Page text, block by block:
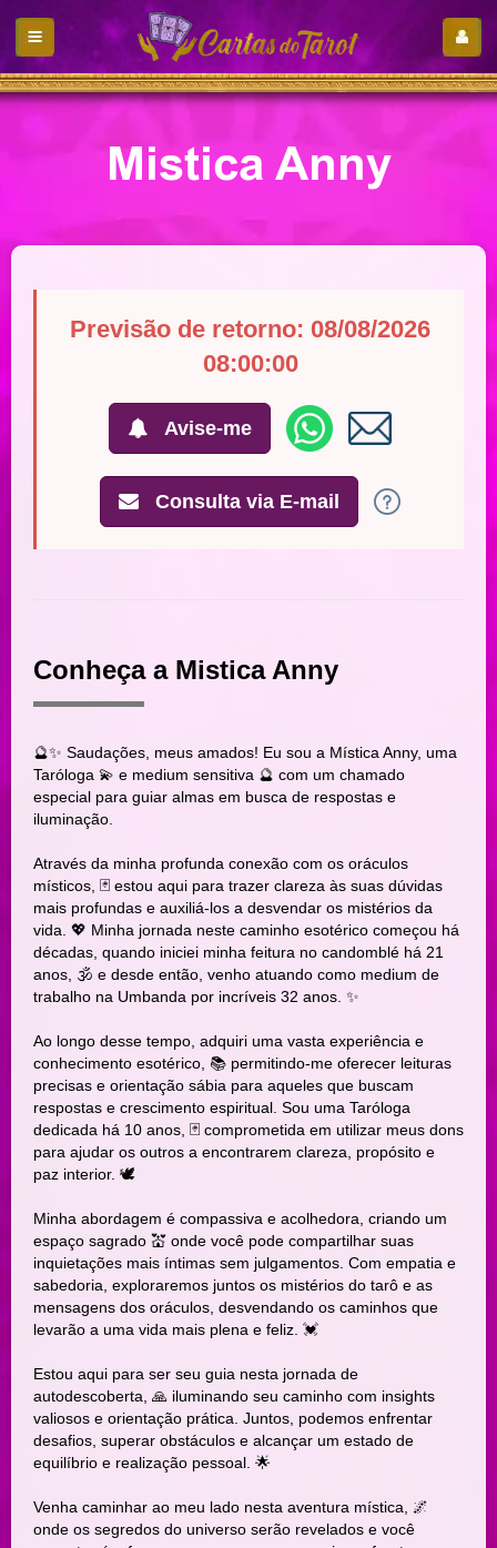
Mistica Anny
Previsão de retorno: 08/08/2026
08:00:00
Avise-me
Consulta via E-mail
Conheça a Mistica Anny
🔮✨ Saudações, meus amados! Eu sou a Mística Anny, uma
Taróloga 💫 e medium sensitiva 🔮 com um chamado
especial para guiar almas em busca de respostas e
iluminação.
Através da minha profunda conexão com os oráculos
místicos, 🃏 estou aqui para trazer clareza às suas dúvidas
mais profundas e auxiliá-los a desvendar os mistérios da
vida. 💖 Minha jornada neste caminho esotérico começou há
décadas, quando iniciei minha feitura no candomblé há 21
anos, 🕉️ e desde então, venho atuando como medium de
trabalho na Umbanda por incríveis 32 anos. ✨
Ao longo desse tempo, adquiri uma vasta experiência e
conhecimento esotérico, 📚 permitindo-me oferecer leituras
precisas e orientação sábia para aqueles que buscam
respostas e crescimento espiritual. Sou uma Taróloga
dedicada há 10 anos, 🃏 comprometida em utilizar meus dons
para ajudar os outros a encontrarem clareza, propósito e
paz interior. 🕊️
Minha abordagem é compassiva e acolhedora, criando um
espaço sagrado 💒 onde você pode compartilhar suas
inquietações mais íntimas sem julgamentos. Com empatia e
sabedoria, exploraremos juntos os mistérios do tarô e as
mensagens dos oráculos, desvendando os caminhos que
levarão a uma vida mais plena e feliz. 💓
Estou aqui para ser seu guia nesta jornada de
autodescoberta, 🙏 iluminando seu caminho com insights
valiosos e orientação prática. Juntos, podemos enfrentar
desafios, superar obstáculos e alcançar um estado de
equilíbrio e realização pessoal. 🌟
Venha caminhar ao meu lado nesta aventura mística, 🌌
onde os segredos do universo serão revelados e você